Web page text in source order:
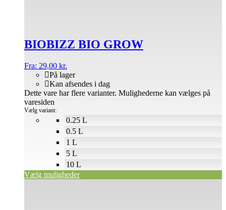
BIOBIZZ BIO GROW
Fra: 29,00 kr.
På lager
Kan afsendes i dag
Vælg variant:
Vælg muligheder
Dette vare har flere varianter. Mulighederne kan vælges på
varesiden
0.25 L
0.5 L
1 L
5 L
10 L